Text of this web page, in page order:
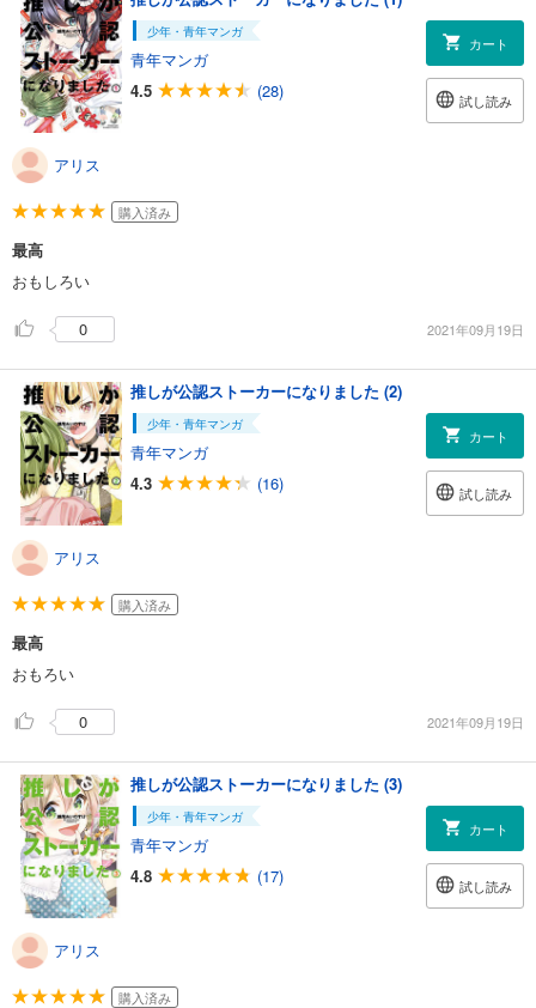
少年・青年マンガ
青年マンガ
4.5
(28)
カート
試し読み
アリス
購入済み
最高
おもしろい
0 2021年09月19日
推しが公認ストーカーになりました (2)
少年・青年マンガ
青年マンガ
4.3
(16)
カート
試し読み
アリス
購入済み
最高
おもろい
0 2021年09月19日
推しが公認ストーカーになりました (3)
少年・青年マンガ
青年マンガ
4.8
(17)
カート
試し読み
アリス
購入済み